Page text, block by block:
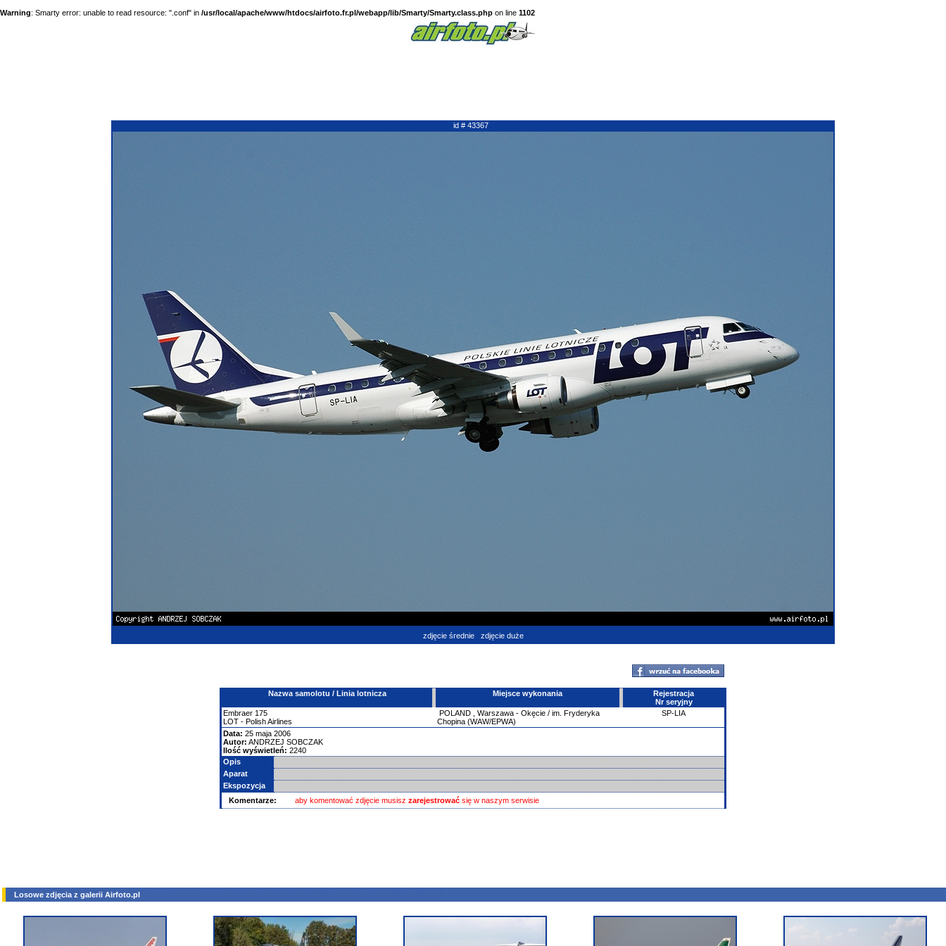
Warning: Smarty error: unable to read resource: ".conf" in /usr/local/apache/www/htdocs/airfoto.fr.pl/webapp/lib/Smarty/Smarty.class.php on line 1102
id # 43367
zdjęcie średnie zdjęcie duże
Nazwa samolotu / Linia lotnicza Miejsce wykonania
Rejestracja
Nr seryjny
Embraer 175
LOT - Polish Airlines
POLAND
Warszawa - Okęcie / im. Fryderyka
Chopina (WAW/EPWA)
SP-LIA
Data: 25 maja 2006
Autor: ANDRZEJ SOBCZAK
Ilość wyświetleń: 2240
Opis
Aparat
Ekspozycja
Komentarze:
aby komentować zdjęcie musisz zarejestrować się w naszym serwisie
Losowe zdjęcia z galerii Airfoto.pl